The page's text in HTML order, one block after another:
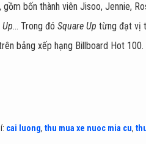
bốn thành viên Jisoo, Jennie,
... Trong đó Square Up từng đạt vị
bảng xếp hạng Billboard Hot 100.
cai luong, thu mua xe nuoc mia cu,